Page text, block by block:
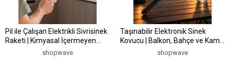
Pil ile Çalışan Elektrikli Sivrisinek
Raketi | Kimyasal İçermeyen
Hijyenik Çözüm Yeni Nesil
shopwave
Taşınabilir Elektronik Sinek
Kovucu | Balkon, Bahçe ve Kamp
İçin İdeal Yeni Nesil
shopwave